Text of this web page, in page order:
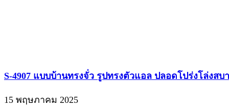
S-4907 แบบบ้านทรงจั่ว รูปทรงตัวแอล ปลอดโปร่งโล่งสบ
15 พฤษภาคม 2025